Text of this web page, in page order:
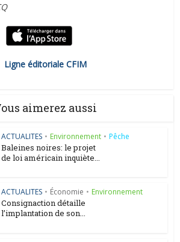
Ligne éditoriale CFIM
aimerez aussi
ACTUALITES • Environnement • Pêche
Baleines noires: le projet
de loi américain inquiète...
ACTUALITES • Économie • Environnement
Consignaction détaille
l’implantation de son...